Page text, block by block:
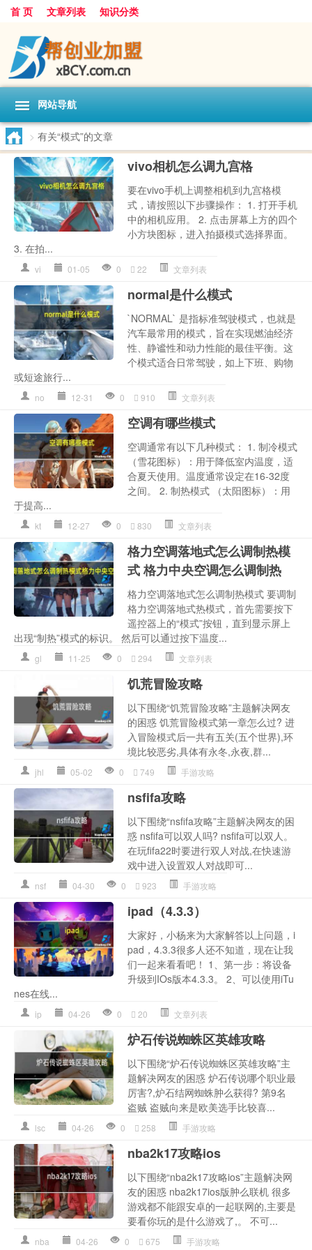
首 页 文章列表 知识分类
网站导航
> 有关“模式”的文章
vivo相机怎么调九宫格
要在vivo手机上调整相机到九宫格模
式，请按照以下步骤操作： 1. 打开手机
中的相机应用。 2. 点击屏幕上方的四个
小方块图标，进入拍摄模式选择界面。
3. 在拍...
vi 01-05 0 22 文章列表
normal是什么模式
`NORMAL` 是指标准驾驶模式，也就是
汽车最常用的模式，旨在实现燃油经济
性、静谧性和动力性能的最佳平衡。这
个模式适合日常驾驶，如上下班、购物
或短途旅行...
no 12-31 0 910 文章列表
空调有哪些模式
空调通常有以下几种模式： 1. 制冷模式
（雪花图标）：用于降低室内温度，适
合夏天使用。温度通常设定在16-32度
之间。 2. 制热模式 （太阳图标）：用
于提高...
kt 12-27 0 830 文章列表
格力空调落地式怎么调制热模
式 格力中央空调怎么调制热
格力空调落地式怎么调制热模式 要调制
格力空调落地式热模式，首先需要按下
遥控器上的“模式”按钮，直到显示屏上
出现“制热”模式的标识。 然后可以通过按下温度...
gl 11-25 0 294 文章列表
饥荒冒险攻略
以下围绕“饥荒冒险攻略”主题解决网友
的困惑 饥荒冒险模式第一章怎么过? 进
入冒险模式后一共有五关(五个世界),环
境比较恶劣,具体有永冬,永夜,群...
jhl 05-02 0 749 手游攻略
nsfifa攻略
以下围绕“nsfifa攻略”主题解决网友的困
惑 nsfifa可以双人吗? nsfifa可以双人。
在玩fifa22时要进行双人对战,在快速游
戏中进入设置双人对战即可...
nsf 04-30 0 923 手游攻略
ipad（4.3.3）
大家好，小杨来为大家解答以上问题，i
pad，4.3.3很多人还不知道，现在让我
们一起来看看吧！ 1、第一步：将设备
升级到IOs版本4.3.3。 2、可以使用iTu
nes在线...
ip 04-26 0 20 文章列表
炉石传说蜘蛛区英雄攻略
以下围绕“炉石传说蜘蛛区英雄攻略”主
题解决网友的困惑 炉石传说哪个职业最
厉害?,炉石结网蜘蛛肿么获得? 第9名
盗贼 盗贼向来是欧美选手比较喜...
lsc 04-26 0 258 手游攻略
nba2k17攻略ios
以下围绕“nba2k17攻略ios”主题解决网
友的困惑 nba2k17ios版肿么联机 很多
游戏都不能跟安卓的一起联网的,主要是
要看你玩的是什么游戏了,。 不可...
nba 04-26 0 675 手游攻略